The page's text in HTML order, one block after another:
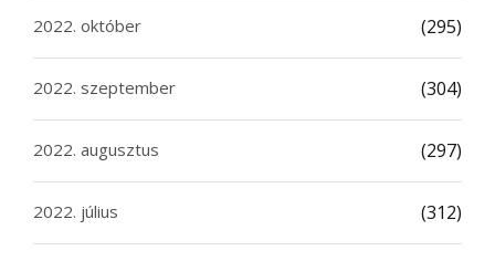
2022. október (295)
2022. szeptember (304)
2022. augusztus (297)
2022. július (312)